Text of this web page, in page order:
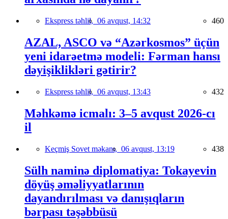
Ekspress təhlil, 06 avqust, 14:32 460
AZAL, ASCO və “Azərkosmos” üçün
yeni idarəetmə modeli: Fərman hansı
dəyişiklikləri gətirir?
Ekspress təhlil, 06 avqust, 13:43 432
Məhkəmə icmalı: 3–5 avqust 2026-cı
il
Keçmiş Sovet məkanı, 06 avqust, 13:19 438
Sülh naminə diplomatiya: Tokayevin
döyüş əməliyyatlarının
dayandırılması və danışıqların
bərpası təşəbbüsü